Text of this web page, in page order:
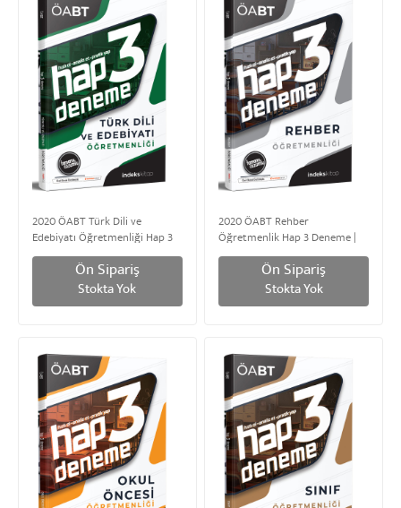
2020 ÖABT Türk Dili ve
Edebiyatı Öğretmenliği Hap 3
Deneme | Tamamı Çözümlü
Ön Sipariş
Stokta Yok
2020 ÖABT Rehber
Öğretmenlik Hap 3 Deneme |
Tamamı Çözümlü
Ön Sipariş
Stokta Yok